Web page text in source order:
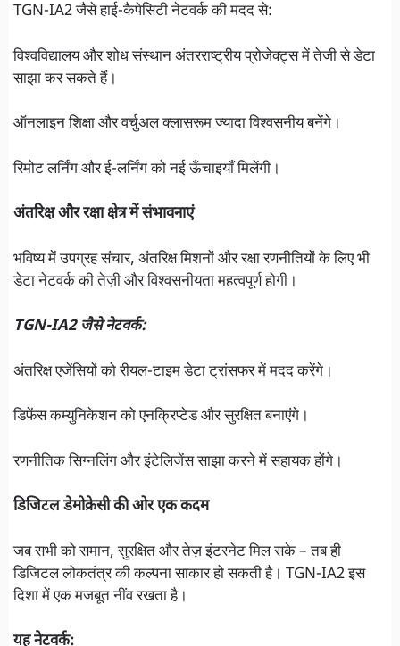
TGN-IA2 जैसे हाई-कैपेसिटी नेटवर्क की मदद से:
विश्वविद्यालय और शोध संस्थान अंतरराष्ट्रीय प्रोजेक्ट्स में तेजी से डेटा
साझा कर सकते हैं।
ऑनलाइन शिक्षा और वर्चुअल क्लासरूम ज्यादा विश्वसनीय बनेंगे।
रिमोट लर्निंग और ई-लर्निंग को नई ऊँचाइयाँ मिलेंगी।
अंतरिक्ष और रक्षा क्षेत्र में संभावनाएं
भविष्य में उपग्रह संचार, अंतरिक्ष मिशनों और रक्षा रणनीतियों के लिए भी
डेटा नेटवर्क की तेज़ी और विश्वसनीयता महत्वपूर्ण होगी।
TGN-IA2 जैसे नेटवर्क:
अंतरिक्ष एजेंसियों को रीयल-टाइम डेटा ट्रांसफर में मदद करेंगे।
डिफेंस कम्युनिकेशन को एनक्रिप्टेड और सुरक्षित बनाएंगे।
रणनीतिक सिग्नलिंग और इंटेलिजेंस साझा करने में सहायक होंगे।
डिजिटल डेमोक्रेसी की ओर एक कदम
जब सभी को समान, सुरक्षित और तेज़ इंटरनेट मिल सके – तब ही
डिजिटल लोकतंत्र की कल्पना साकार हो सकती है। TGN-IA2 इस
दिशा में एक मजबूत नींव रखता है।
यह नेटवर्क: